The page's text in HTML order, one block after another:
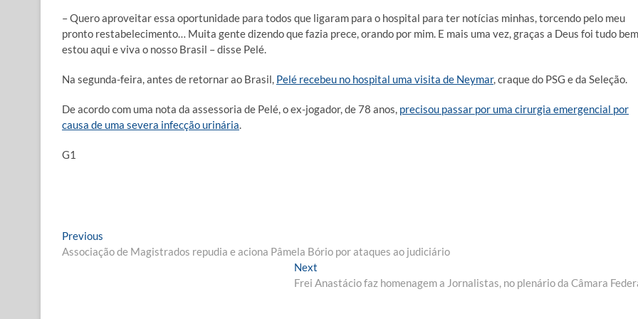
– Quero aproveitar essa oportunidade para todos que ligaram para o hospital para ter notícias minhas, torcendo pelo meu
pronto restabelecimento… Muita gente dizendo que fazia prece, orando por mim. E mais uma vez, graças a Deus foi tudo
estou aqui e viva o nosso Brasil – disse Pelé.
Na segunda-feira, antes de retornar ao Brasil, Pelé recebeu no hospital uma visita de Neymar, craque do PSG e da Seleção.
De acordo com uma nota da assessoria de Pelé, o ex-jogador, de 78 anos, precisou passar por uma cirurgia emergencial por
causa de uma severa infecção urinária.
G1
Navegação
de
Previous
post:
Associação de Magistrados repudia e aciona Pâmela Bório por ataques ao judiciário
Next
post:
Frei Anastácio faz homenagem a Jornalistas, no plenário da Câmara